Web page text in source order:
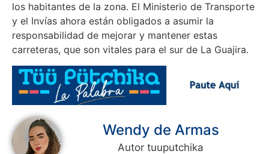
los habitantes de la zona. El Ministerio de Transporte
y el Invías ahora están obligados a asumir la
responsabilidad de mejorar y mantener estas
carreteras, que son vitales para el sur de La Guajira.
Wendy de Armas
Autor tuuputchika